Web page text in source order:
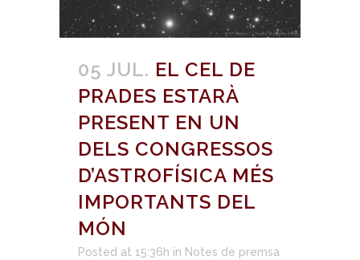
05 JUL. EL CEL DE
PRADES ESTARÀ
PRESENT EN UN
DELS CONGRESSOS
D’ASTROFÍSICA MÉS
IMPORTANTS DEL
MÓN
Posted at 15:36h in Notes de premsa